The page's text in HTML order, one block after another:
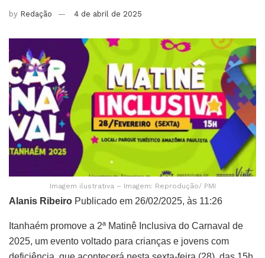
by Redação 4 de abril de 2025
Imagem ilustrativa – Imagem: Reprodução/ PMI
Alanis Ribeiro Publicado em 26/02/2025, às 11:26
Itanhaém promove a 2ª Matinê Inclusiva do Carnaval de
2025, um evento voltado para crianças e jovens com